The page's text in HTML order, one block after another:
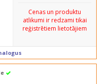
Cenas un produktu
atlikumi ir redzami tikai
reģistrētiem lietotājiem